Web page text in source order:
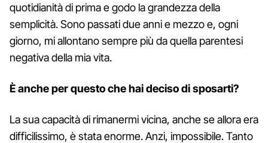
quotidianità di prima e godo la grandezza della
semplicità. Sono passati due anni e mezzo e, ogni
giorno, mi allontano sempre più da quella parentesi
negativa della mia vita.
È anche per questo che hai deciso di sposarti?
La sua capacità di rimanermi vicina, anche se allora era
difficilissimo, è stata enorme. Anzi, impossibile. Tanto